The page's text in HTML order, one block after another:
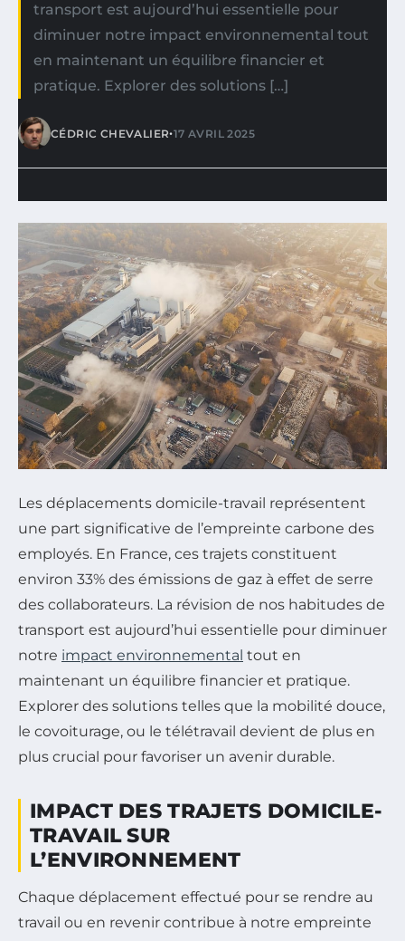
transport est aujourd’hui essentielle pour
diminuer notre impact environnemental tout
en maintenant un équilibre financier et
pratique. Explorer des solutions […]
CÉDRIC CHEVALIER•17 AVRIL 2025
Les déplacements domicile-travail représentent
une part significative de l’empreinte carbone des
employés. En France, ces trajets constituent
environ 33% des émissions de gaz à effet de serre
des collaborateurs. La révision de nos habitudes de
transport est aujourd’hui essentielle pour diminuer
notre impact environnemental tout en
maintenant un équilibre financier et pratique.
Explorer des solutions telles que la mobilité douce,
le covoiturage, ou le télétravail devient de plus en
plus crucial pour favoriser un avenir durable.
IMPACT DES TRAJETS DOMICILE-
TRAVAIL SUR
L’ENVIRONNEMENT
Chaque déplacement effectué pour se rendre au
travail ou en revenir contribue à notre empreinte